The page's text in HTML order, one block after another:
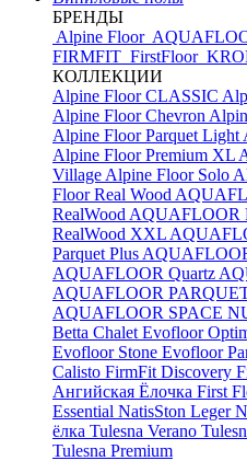
БРЕНДЫ
Alpine Floor
FIRMFIT FirstFloor
КОЛЛЕКЦИИ
Alpine Floor CLASSIC
Alpine Floor Chevron
Alpine Floor Parquet Light
Alpine Floor Premium XL
Village Alpine Floor Solo
Floor Real Wood
RealWood AQUAFLOOR
RealWood XXL
Parquet Plus
AQUAFLOOR Quartz
AQUAFLOOR
AQUAFLOOR SPACE
Betta Chalet Evofloor
Evofloor Stone Evofloor
Calisto FirmFit Discovery
Ангийская Ёлочка First
Essential NatisSton Leger
ёлка Tulesna Verano
Tulesna Premium